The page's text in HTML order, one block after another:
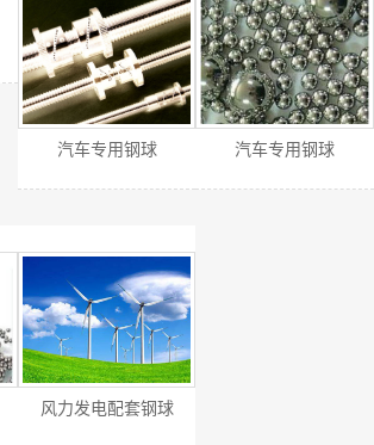
汽车专用钢球 汽车专用钢球
风力发电配套钢球